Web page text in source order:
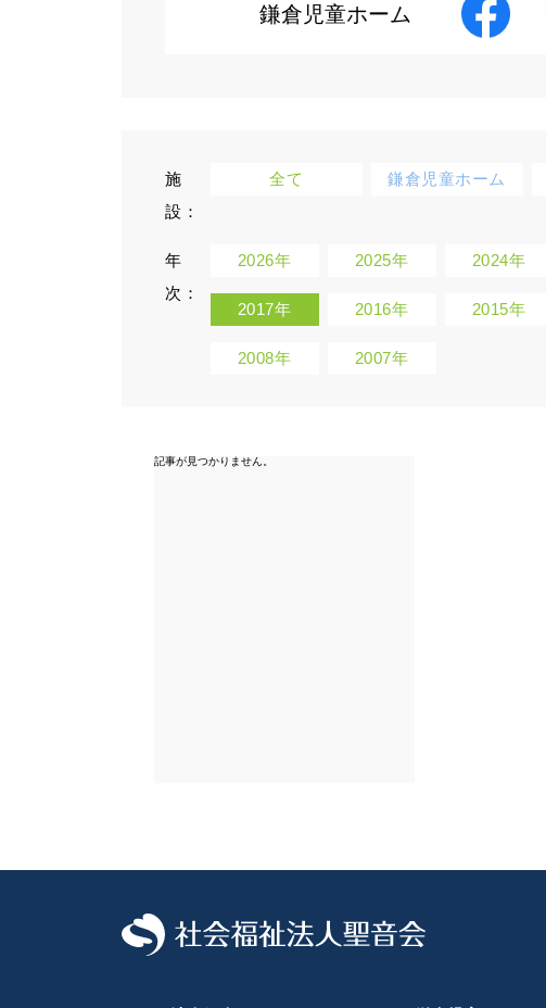
鎌倉児童ホーム
施
設：
全て 鎌倉児童ホーム
年
次：
2026年 2025年 2024年
2017年 2016年 2015年
2008年 2007年
記事が見つかりません。